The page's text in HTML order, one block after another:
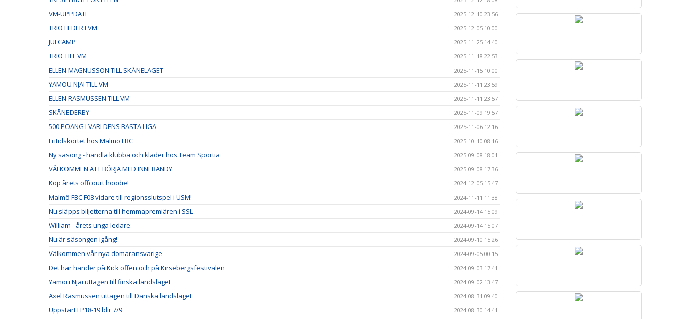
VM-UPPDATE 2025-12-10 23:56
TRIO LEDER I VM 2025-12-05 10:00
JULCAMP 2025-11-25 14:40
TRIO TILL VM 2025-11-18 22:53
ELLEN MAGNUSSON TILL SKÅNELAGET 2025-11-15 10:00
YAMOU NJAI TILL VM 2025-11-11 23:59
ELLEN RASMUSSEN TILL VM 2025-11-11 23:57
SKÅNEDERBY 2025-11-09 19:57
500 POÄNG I VÄRLDENS BÄSTA LIGA 2025-11-06 12:16
Fritidskortet hos Malmö FBC 2025-10-10 08:16
Ny säsong - handla klubba och kläder hos Team Sportia 2025-09-08 18:01
VÄLKOMMEN ATT BÖRJA MED INNEBANDY 2025-09-08 17:36
Köp årets offcourt hoodie! 2024-12-05 15:47
Malmö FBC F08 vidare till regionsslutspel i USM! 2024-11-11 11:38
Nu släpps biljetterna till hemmapremiären i SSL 2024-09-14 15:09
William - årets unga ledare 2024-09-14 15:07
Nu är säsongen igång! 2024-09-10 15:26
Välkommen vår nya domaransvarige 2024-09-05 00:15
Det här händer på Kick offen och på Kirsebergsfestivalen 2024-09-03 17:41
Yamou Njai uttagen till finska landslaget 2024-09-02 13:47
Axel Rasmussen uttagen till Danska landslaget 2024-08-31 09:40
Uppstart FP18-19 blir 7/9 2024-08-30 14:41